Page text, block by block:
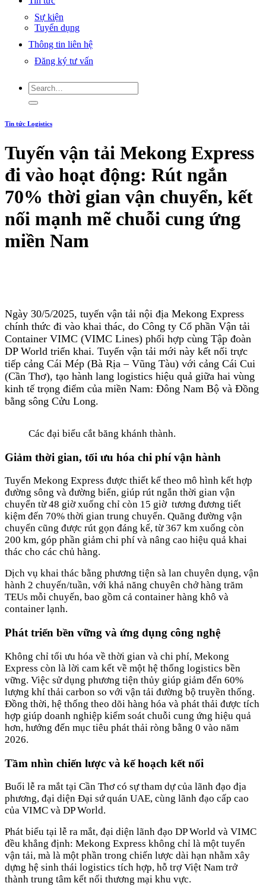
Sự kiện
Tuyển dụng
Thông tin liên hệ
Đăng ký tư vấn
Tin tức Logistics
Tuyến vận tải Mekong Express
đi vào hoạt động: Rút ngắn
70% thời gian vận chuyển, kết
nối mạnh mẽ chuỗi cung ứng
miền Nam
Ngày 30/5/2025, tuyến vận tải nội địa Mekong Express
chính thức đi vào khai thác, do Công ty Cổ phần Vận tải
Container VIMC (VIMC Lines) phối hợp cùng Tập đoàn
DP World triển khai. Tuyến vận tải mới này kết nối trực
tiếp cảng Cái Mép (Bà Rịa – Vũng Tàu) với cảng Cái Cui
(Cần Thơ), tạo hành lang logistics hiệu quả giữa hai vùng
kinh tế trọng điểm của miền Nam: Đông Nam Bộ và Đồng
bằng sông Cửu Long.
Các đại biểu cắt băng khánh thành.
Giảm thời gian, tối ưu hóa chi phí vận hành
Tuyến Mekong Express được thiết kế theo mô hình kết hợp
đường sông và đường biển, giúp rút ngắn thời gian vận
chuyển từ 48 giờ xuống chỉ còn 15 giờ tương đương tiết
kiệm đến 70% thời gian trung chuyển. Quãng đường vận
chuyển cũng được rút gọn đáng kể, từ 367 km xuống còn
200 km, góp phần giảm chi phí và nâng cao hiệu quả khai
thác cho các chủ hàng.
Dịch vụ khai thác bằng phương tiện sà lan chuyên dụng, vận
hành 2 chuyến/tuần, với khả năng chuyên chở hàng trăm
TEUs mỗi chuyến, bao gồm cả container hàng khô và
container lạnh.
Phát triển bền vững và ứng dụng công nghệ
Không chỉ tối ưu hóa về thời gian và chi phí, Mekong
Express còn là lời cam kết về một hệ thống logistics bền
vững. Việc sử dụng phương tiện thủy giúp giảm đến 60%
lượng khí thải carbon so với vận tải đường bộ truyền thống.
Đồng thời, hệ thống theo dõi hàng hóa và phát thải được tích
hợp giúp doanh nghiệp kiểm soát chuỗi cung ứng hiệu quả
hơn, hướng đến mục tiêu phát thải ròng bằng 0 vào năm
2026.
Tầm nhìn chiến lược và kế hoạch kết nối
Buổi lễ ra mắt tại Cần Thơ có sự tham dự của lãnh đạo địa
phương, đại diện Đại sứ quán UAE, cùng lãnh đạo cấp cao
của VIMC và DP World.
Phát biểu tại lễ ra mắt, đại diện lãnh đạo DP World và VIMC
đều khẳng định: Mekong Express không chỉ là một tuyến
vận tải, mà là một phần trong chiến lược dài hạn nhằm xây
dựng hệ sinh thái logistics tích hợp, hỗ trợ Việt Nam trở
thành trung tâm kết nối thương mại khu vực.